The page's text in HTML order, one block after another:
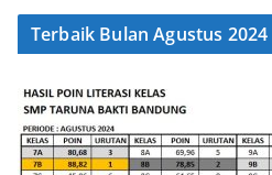
Terbaik Bulan Agustus 2024